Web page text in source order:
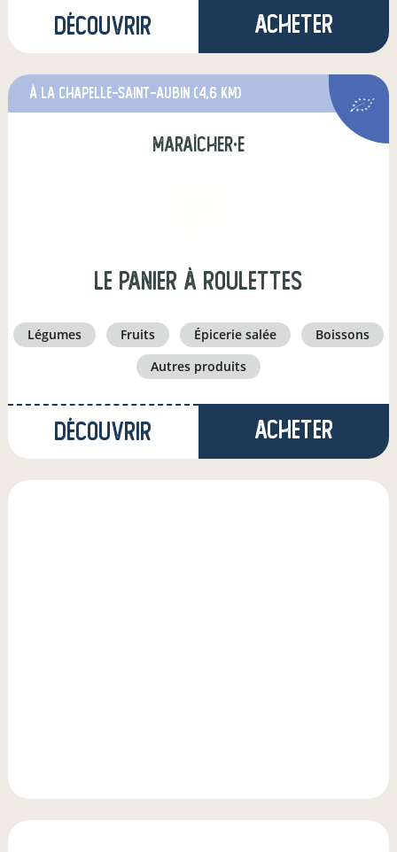
Découvrir Acheter
à La Chapelle-Saint-Aubin (4,6 km)
maraîcher·e
Le Panier à roulettes
légumes fruits épicerie salée
boissons
autres produits
Découvrir Acheter